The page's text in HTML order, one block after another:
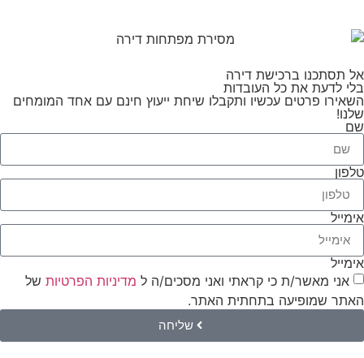
אל תסתכנו ברכישת דירה
בלי לדעת את כל העובדות
השאירו פרטים עכשיו ותקבלו שיחת ייעוץ חינם עם אחד המומחים
שלנו!
שם
טלפון
אימייל
אימייל
אני מאשר/ת כי קראתי ואני מסכים/ה ל מדיניות הפרטיות של
האתר שמופיעה בתחתית האתר.
שליחה